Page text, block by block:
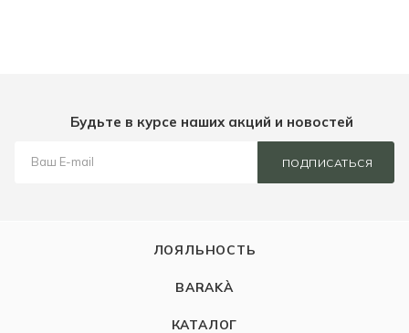
Будьте в курсе наших акций и новостей
ПОДПИСАТЬСЯ
ЛОЯЛЬНОСТЬ
BARAKÀ
КАТАЛОГ